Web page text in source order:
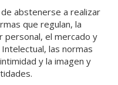
abstenerse a realizar
que regulan, la
personal, el mercado y
las normas
y la imagen y